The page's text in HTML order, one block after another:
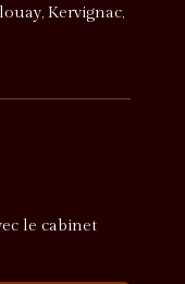
Kervignac,
le cabinet